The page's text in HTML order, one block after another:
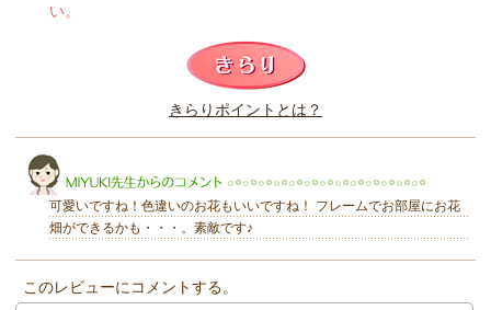
このレビューは参考になりましたか？
い。
きらり
きらりポイントとは？
可愛いですね！色違いのお花もいいですね！ フレームでお部屋にお花
畑ができるかも・・・。素敵です♪
このレビューにコメントする。